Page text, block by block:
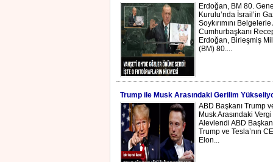
Erdoğan, BM 80.
Kurulu’nda İsrail’in
Soykırımını Belgelerle
Cumhurbaşkanı
Erdoğan, Birleşmiş
(BM) 80....
Trump ile Musk Arasındaki Gerilim
ABD Başkanı Trump
Musk Arasındaki Vergi
Alevlendi ABD
Trump ve Tesla’nın
Elon...